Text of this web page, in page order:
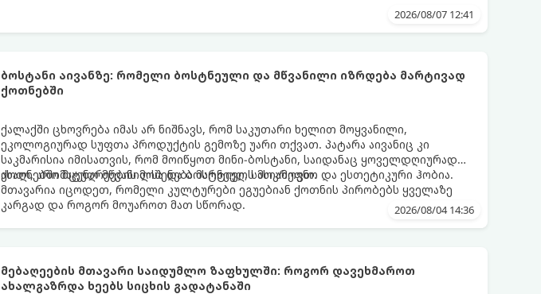
2026/08/07 12:41
ბოსტანი აივანზე: რომელი ბოსტნეული და მწვანილი იზრდება მარტივად
ქოთნებში
ქალაქში ცხოვრება იმას არ ნიშნავს, რომ საკუთარი ხელით მოყვანილი,
ეკოლოგიურად სუფთა პროდუქტის გემოზე უარი თქვათ. პატარა აივანიც კი
საკმარისია იმისათვის, რომ მოიწყოთ მინი-ბოსტანი, საიდანაც ყოველდღიურად
ახალ, არომატულ მწვანილსა და ბოსტნეულს მოკრეფთ.
ქოთნებში მცენარეების მოშენება მარტივი, სასიამოვნო და ესთეტიკური ჰობია.
მთავარია იცოდეთ, რომელი კულტურები ეგუებიან ქოთნის პირობებს ყველაზე
კარგად და როგორ მოუაროთ მათ სწორად.
2026/08/04 14:36
მებაღეების მთავარი საიდუმლო ზაფხულში: როგორ დავეხმაროთ
ახალგაზრდა ხეებს სიცხის გადატანაში